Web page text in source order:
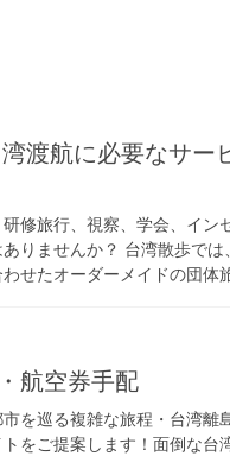
渡航に必要なサー
修旅行、視察、学会、イン
りませんか？ 台湾散歩で
せたオーダーメイドの団
航空券手配
を巡る複雑な旅程・台湾離
をご提案します！面倒な台